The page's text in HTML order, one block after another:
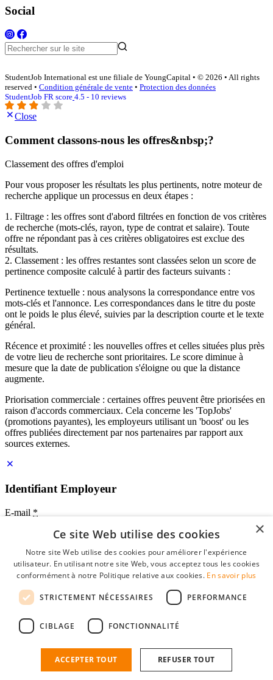
Social
StudentJob International est une filiale de YoungCapital • © 2026 • All rights
reserved • Condition générale de vente • Protection des données
StudentJob FR score 4.5 - 10 reviews
Close
Comment classons-nous les offres&nbsp;?
Classement des offres d'emploi
Pour vous proposer les résultats les plus pertinents, notre moteur de
recherche applique un processus en deux étapes :
1. Filtrage : les offres sont d'abord filtrées en fonction de vos critères
de recherche (mots-clés, rayon, type de contrat et salaire). Toute
offre ne répondant pas à ces critères obligatoires est exclue des
résultats.
2. Classement : les offres restantes sont classées selon un score de
pertinence composite calculé à partir des facteurs suivants :
Pertinence textuelle : nous analysons la correspondance entre vos
mots-clés et l'annonce. Les correspondances dans le titre du poste
ont le poids le plus élevé, suivies par la description courte et le texte
général.
Récence et proximité : les nouvelles offres et celles situées plus près
de votre lieu de recherche sont prioritaires. Le score diminue à
mesure que la date de publication s'éloigne ou que la distance
augmente.
Priorisation commerciale : certaines offres peuvent être priorisées en
raison d'accords commerciaux. Cela concerne les 'TopJobs'
(promotions payantes), les employeurs utilisant un 'boost' ou les
offres publiées directement par nos partenaires par rapport aux
sources externes.
Identifiant Employeur
E-mail *
Mot de passe
se souvenir de moi
mot de passe oublié?
Profil Employeur gratuit
Vous pouvez vous connecter sur StudentJob si vous avez créé un
n'est plus qu'à quelques clics.
×
Ce site Web utilise des cookies
Notre site Web utilise des cookies pour améliorer l'expérience
utilisateur. En utilisant notre site Web, vous acceptez tous les cookies
conformément à notre Politique relative aux cookies. En savoir plus
STRICTEMENT NÉCESSAIRES PERFORMANCE
CIBLAGE FONCTIONNALITÉ
ACCEPTER TOUT REFUSER TOUT